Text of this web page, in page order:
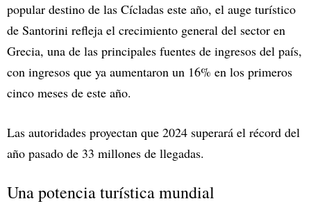
popular destino de las Cícladas este año, el auge turístico
de Santorini refleja el crecimiento general del sector en
Grecia, una de las principales fuentes de ingresos del país,
con ingresos que ya aumentaron un 16% en los primeros
cinco meses de este año.
Las autoridades proyectan que 2024 superará el récord del
año pasado de 33 millones de llegadas.
Una potencia turística mundial